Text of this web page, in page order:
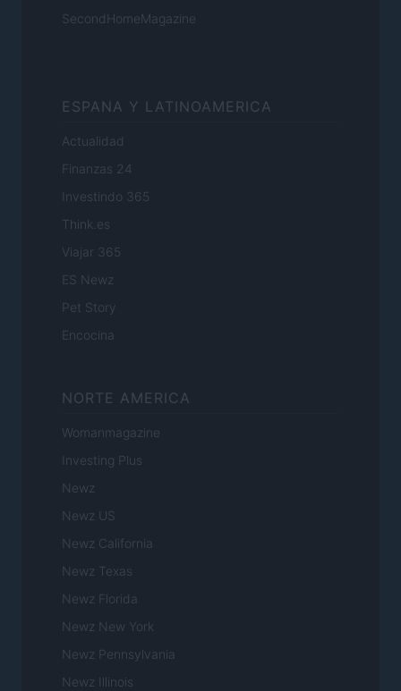
SecondHomeMagazine
ESPANA Y LATINOAMERICA
Actualidad
Finanzas 24
Investindo 365
Think.es
Viajar 365
ES Newz
Pet Story
Encocina
NORTE AMERICA
Womanmagazine
Investing Plus
Newz
Newz US
Newz California
Newz Texas
Newz Florida
Newz New York
Newz Pennsylvania
Newz Illinois